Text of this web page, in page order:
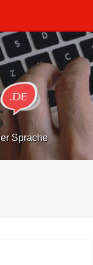
Sprache